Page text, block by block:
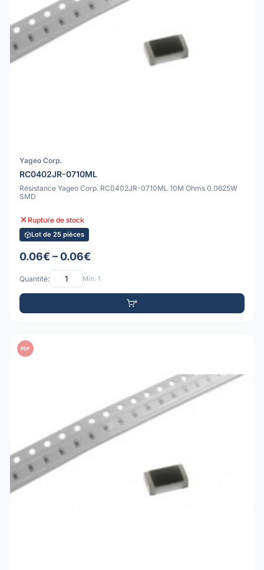
Yageo Corp.
RC0402JR-0710ML
Résistance Yageo Corp. RC0402JR-0710ML 10M Ohms 0.0625W
SMD
Rupture de stock
Lot de 25 pièces
0.06€ – 0.06€
Quantité: Min: 1
PDF